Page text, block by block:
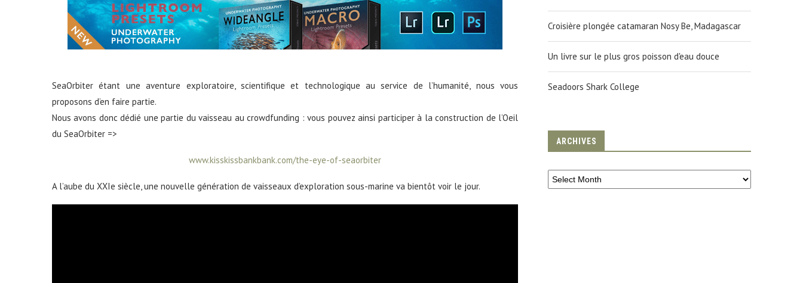
SeaOrbiter étant une aventure exploratoire, scientifique et technologique au service de l’humanité, nous vous
proposons d’en faire partie.
Nous avons donc dédié une partie du vaisseau au crowdfunding : vous pouvez ainsi participer à la construction de l’Oeil
du SeaOrbiter =>
www.kisskissbankbank.com/the-eye-of-seaorbiter
A l’aube du XXIe siècle, une nouvelle génération de vaisseaux d’exploration sous-marine va bientôt voir le jour.
Croisière plongée catamaran Nosy Be, Madagascar
Un livre sur le plus gros poisson d'eau douce
Seadoors Shark College
ARCHIVES